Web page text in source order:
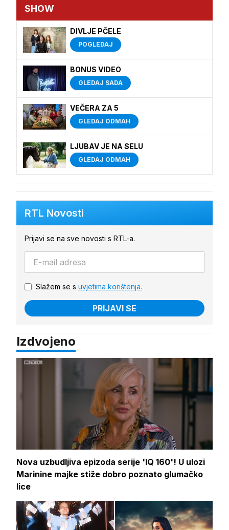
SHOW
DIVLJE PČELE
POGLEDAJ
BONUS VIDEO
GLEDAJ SADA
VEČERA ZA 5
GLEDAJ ODMAH
LJUBAV JE NA SELU
GLEDAJ ODMAH
RTL Novosti
Prijavi se na sve novosti s RTL-a.
Slažem se s uvjetima korištenja.
PRIJAVI SE
Izdvojeno
Nova uzbudljiva epizoda serije 'IQ 160'! U ulozi
Marinine majke stiže dobro poznato glumačko
lice